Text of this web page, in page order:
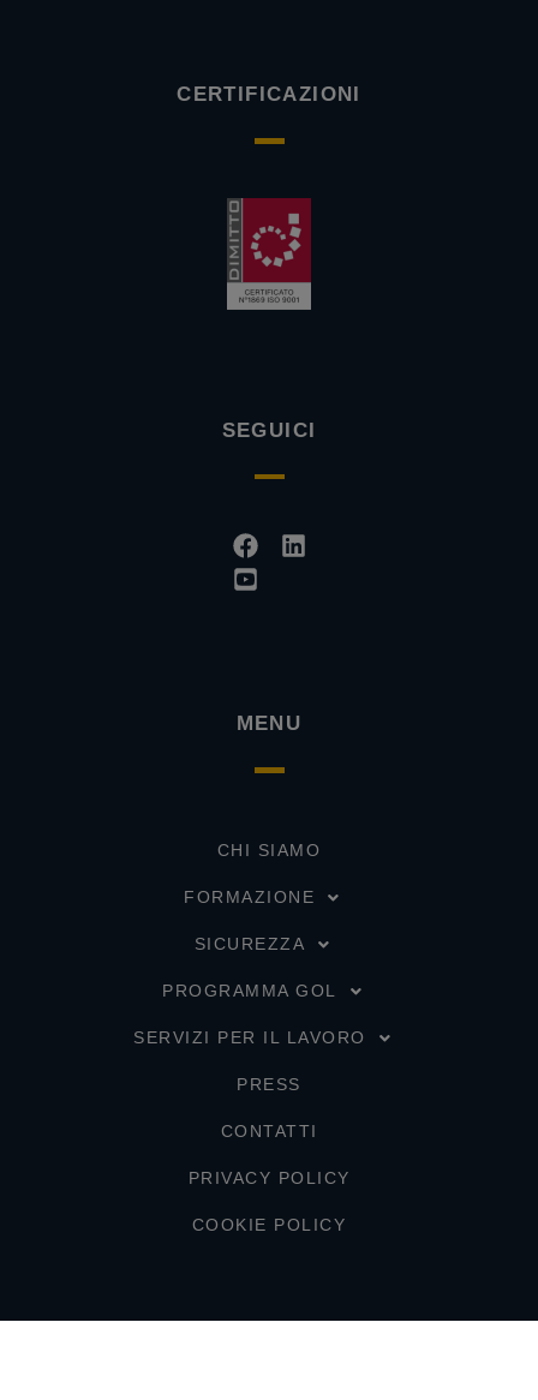
CERTIFICAZIONI
SEGUICI
Facebook
Linkedin
Youtube-
square
MENU
CHI SIAMO
FORMAZIONE
SICUREZZA
PROGRAMMA GOL
SERVIZI PER IL LAVORO
PRESS
CONTATTI
PRIVACY POLICY
COOKIE POLICY